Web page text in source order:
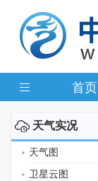
首页
天气实况
天气图
卫星云图